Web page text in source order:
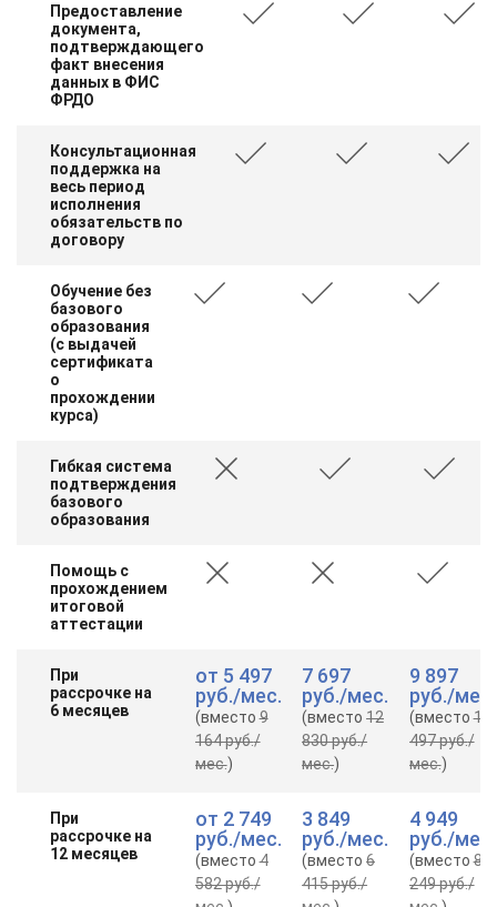
Предоставление
документа,
подтверждающего
факт внесения
данных в ФИС
ФРДО
Консультационная
поддержка на
весь период
исполнения
обязательств по
договору
Обучение без
базового
образования
(с выдачей
сертификата
о
прохождении
курса)
Гибкая система
подтверждения
базового
образования
Помощь с
прохождением
итоговой
аттестации
При
рассрочке на
6 месяцев
от 5 497
руб./мес.
(вместо9
164 руб./
мес.)
7 697
руб./мес.
(вместо12
830 руб./
мес.)
9 897
руб./мес.
(вместо16
497 руб./
мес.)
При
рассрочке на
12 месяцев
от 2 749
руб./мес.
(вместо4
582 руб./
3 849
руб./мес.
(вместо6
415 руб./
4 949
руб./мес.
(вместо8
249 руб./